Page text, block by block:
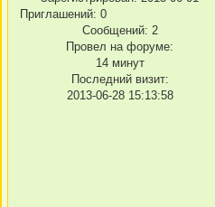
Приглашений: 0
Сообщений: 2
Провел на форуме:
14 минут
Последний визит:
2013-06-28 15:13:58